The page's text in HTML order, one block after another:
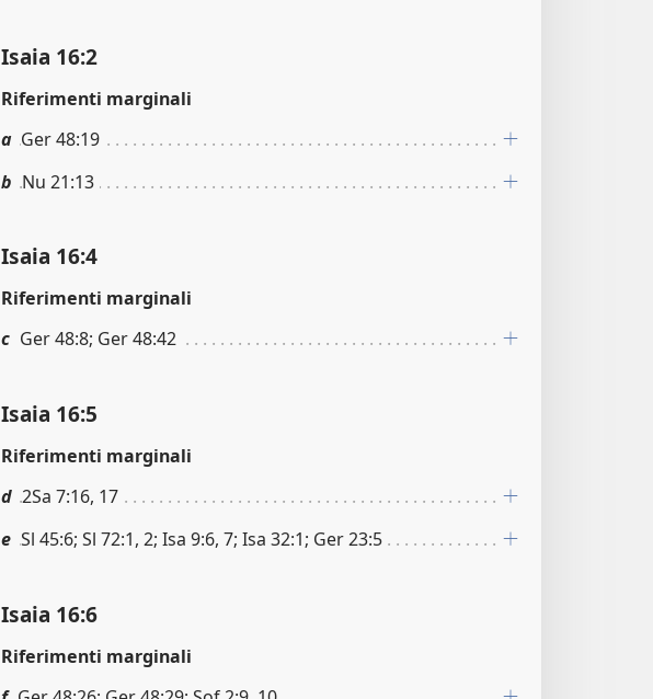
Isaia 16:2
Riferimenti marginali
a Ger 48:19
b Nu 21:13
Isaia 16:4
Riferimenti marginali
c Ger 48:8; Ger 48:42
Isaia 16:5
Riferimenti marginali
d 2Sa 7:16, 17
e Sl 45:6; Sl 72:1, 2; Isa 9:6, 7; Isa 32:1; Ger 23:5
Isaia 16:6
Riferimenti marginali